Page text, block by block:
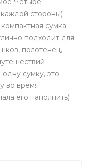
Четыре
стороны)
сумка
подходит для
полотенец,
сумку, это
во время
его наполнить)